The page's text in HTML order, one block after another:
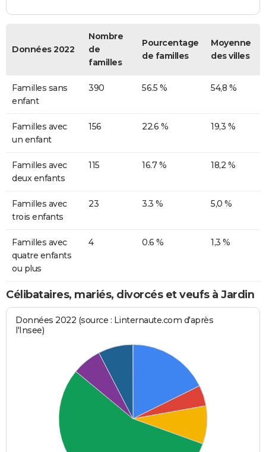
Données 2022
Nombre
de
familles
Pourcentage
de familles
Moyenne
des villes
Familles sans
enfant
390 56.5 % 54,8 %
Familles avec
un enfant
156 22.6 % 19,3 %
Familles avec
deux enfants
115 16.7 % 18,2 %
Familles avec
trois enfants
23 3.3 % 5,0 %
Familles avec
quatre enfants
ou plus
4 0.6 % 1,3 %
Célibataires, mariés, divorcés et veufs à Jardin
Données 2022 (source : Linternaute.com d'après
l'Insee)